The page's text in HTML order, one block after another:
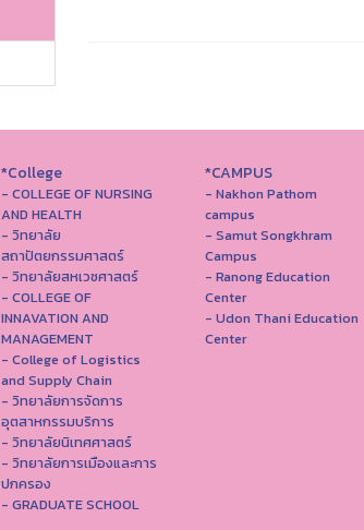
*College
- COLLEGE OF NURSING
AND HEALTH
- วิทยาลัย
สถาปัตยกรรมศาสตร์
- วิทยาลัยสหเวชศาสตร์
- COLLEGE OF
INNAVATION AND
MANAGEMENT
- College of Logistics
and Supply Chain
- วิทยาลัยการจัดการ
อุตสาหกรรมบริการ
- วิทยาลัยนิเทศศาสตร์
- วิทยาลัยการเมืองและการ
ปกครอง
- GRADUATE SCHOOL
*CAMPUS
- Nakhon Pathom
campus
- Samut Songkhram
Campus
- Ranong Education
Center
- Udon Thani Education
Center